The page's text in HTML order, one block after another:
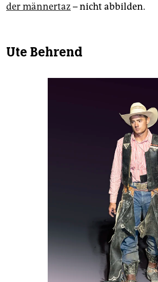
der männertaz – nicht abbilden.
Ute Behrend